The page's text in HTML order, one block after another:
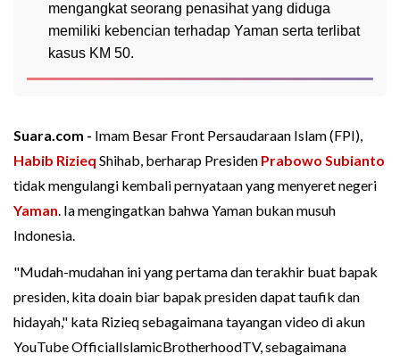
mengangkat seorang penasihat yang diduga
memiliki kebencian terhadap Yaman serta terlibat
kasus KM 50.
Suara.com - Imam Besar Front Persaudaraan Islam (FPI),
Habib Rizieq Shihab, berharap Presiden Prabowo Subianto
tidak mengulangi kembali pernyataan yang menyeret negeri
Yaman. Ia mengingatkan bahwa Yaman bukan musuh
Indonesia.
"Mudah-mudahan ini yang pertama dan terakhir buat bapak
presiden, kita doain biar bapak presiden dapat taufik dan
hidayah," kata Rizieq sebagaimana tayangan video di akun
YouTube OfficialIslamicBrotherhoodTV, sebagaimana